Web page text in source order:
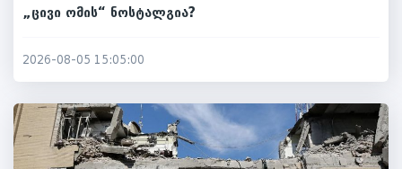
„ცივი ომის“ ნოსტალგია?
2026-08-05 15:05:00